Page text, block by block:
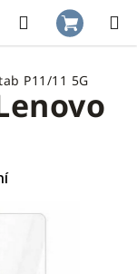
Hledat
KOŠÍK
P11/11 5G